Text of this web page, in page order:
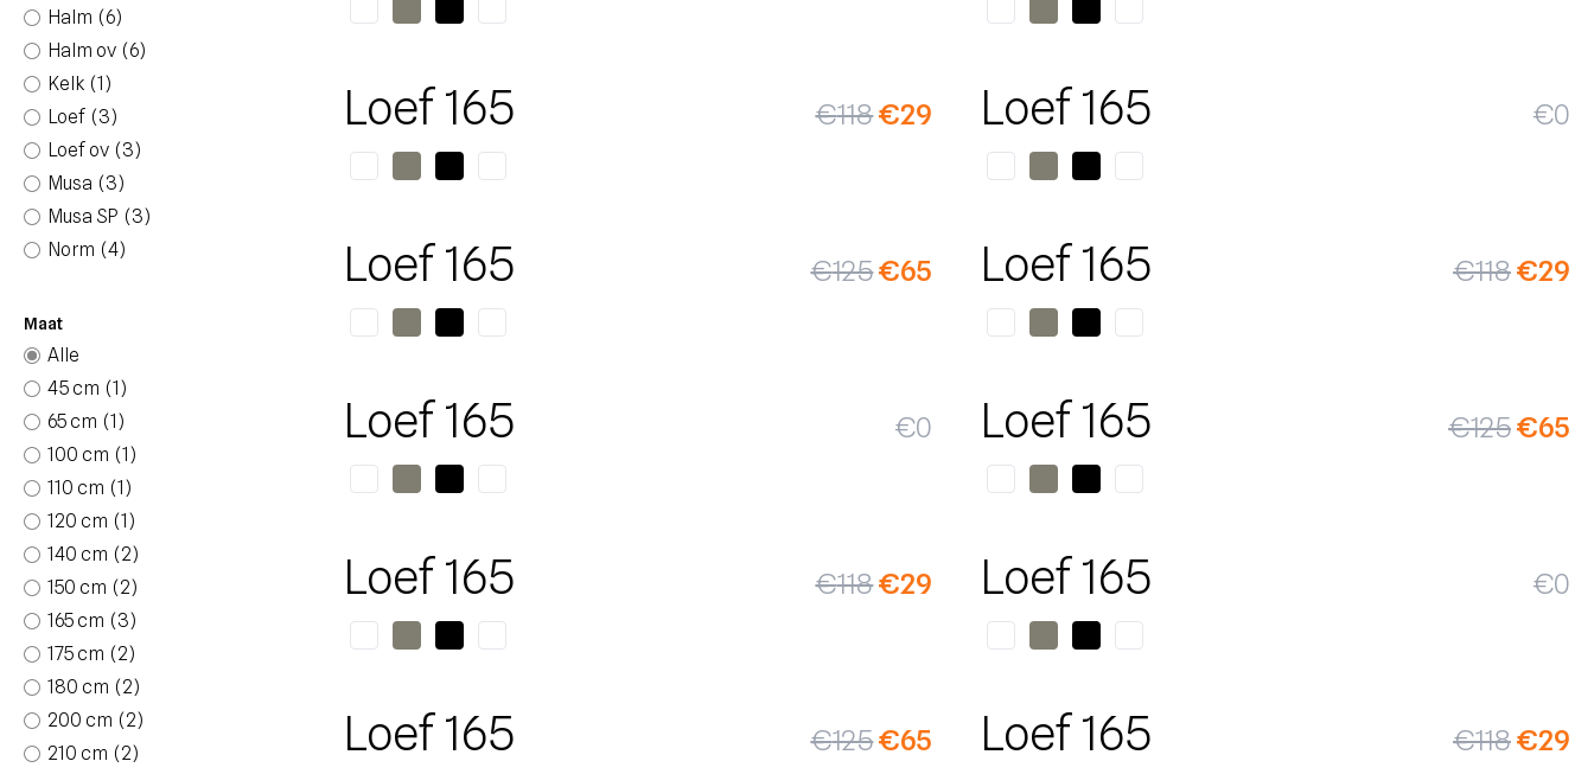
Halm (6)
Halm ov (6)
Kelk (1)
Loef (3)
Loef ov (3)
Musa (3)
Musa SP (3)
Norm (4)
Maat
Alle
45 cm (1)
65 cm (1)
100 cm (1)
110 cm (1)
120 cm (1)
140 cm (2)
150 cm (2)
165 cm (3)
175 cm (2)
180 cm (2)
200 cm (2)
210 cm (2)
Loef 165 €118€29 Loef 165 €0
Loef 165 €125€65 Loef 165 €118€29
Loef 165 €0 Loef 165 €125€65
Loef 165 €118€29 Loef 165 €0
Loef 165 €125€65 Loef 165 €118€29